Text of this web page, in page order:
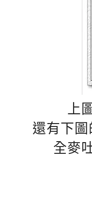
上
還有下
全麥